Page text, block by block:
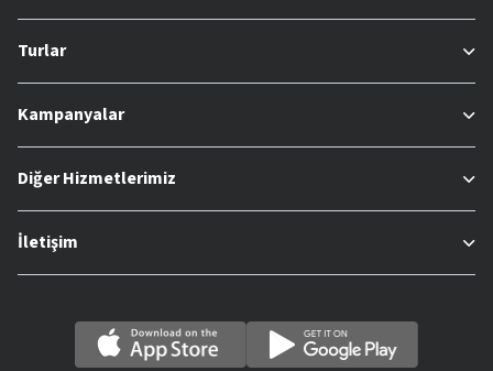
Turlar
Kampanyalar
Diğer Hizmetlerimiz
İletişim